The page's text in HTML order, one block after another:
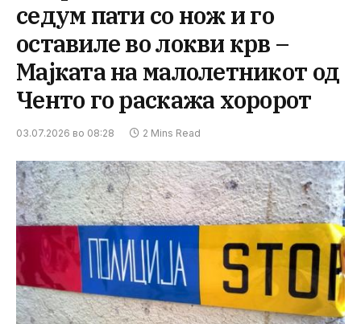
седум пати со нож и го
оставиле во локви крв –
Мајката на малолетникот од
Ченто го раскажа хоророт
03.07.2026 во 08:28 2 Mins Read